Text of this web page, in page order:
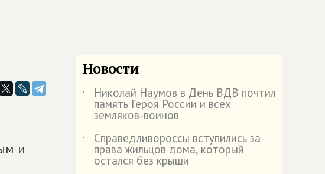
и
Новости
˙ Николай Наумов в День ВДВ почтил
память Героя России и всех
земляков-воинов
˙
Справедливороссы вступились за
права жильцов дома, который
остался без крыши